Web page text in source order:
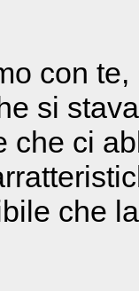
con
si
che ci
che